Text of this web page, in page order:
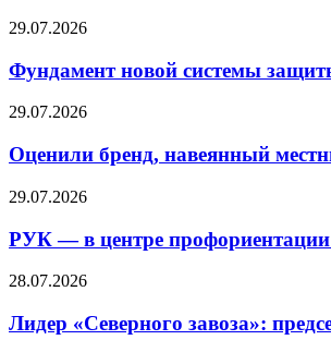
29.07.2026
Фундамент новой системы
29.07.2026
Оценили бренд, навеянный
29.07.2026
РУК — в центре
28.07.2026
Лидер «Северного завоза»: